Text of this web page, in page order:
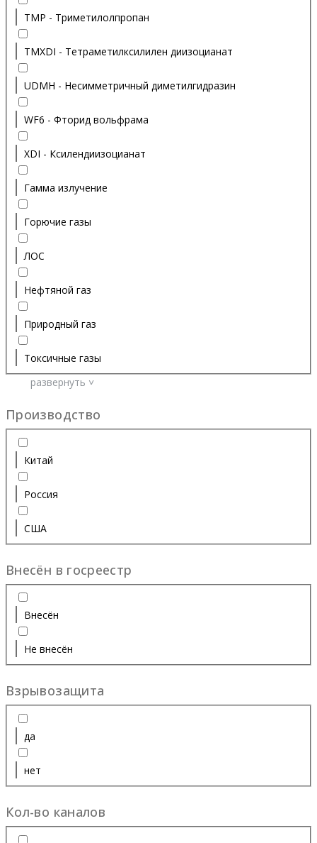
TMP - Триметилолпропан
TMXDI - Тетраметилксилилен диизоцианат
UDMH - Несимметричный диметилгидразин
WF6 - Фторид вольфрама
XDI - Ксилендиизоцианат
Гамма излучение
Горючие газы
ЛОС
Нефтяной газ
Природный газ
Токсичные газы
развернуть ˅
Производство
Китай
Россия
США
Внесён в госреестр
Внесён
Не внесён
Взрывозащита
да
нет
Кол-во каналов